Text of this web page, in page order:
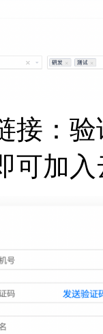
接：
可加